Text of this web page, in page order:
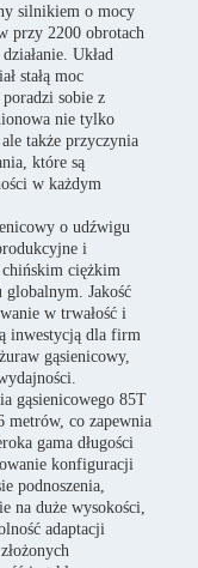
silnikiem o mocy
przy 2200 obrotach
Układ
stałą moc
sobie z
nie tylko
także przyczynia
które są
w każdym
o udźwigu
i
ciężkim
globalnym. Jakość
w trwałość i
inwestycją dla firm
gąsienicowy,
gąsienicowego 85T
metrów, co zapewnia
gama długości
konfiguracji
podnoszenia,
na duże wysokości,
adaptacji